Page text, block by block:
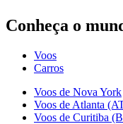
Conheça o
Voos
Carros
Voos de Nova York
Voos de Atlanta
Voos de Curitiba